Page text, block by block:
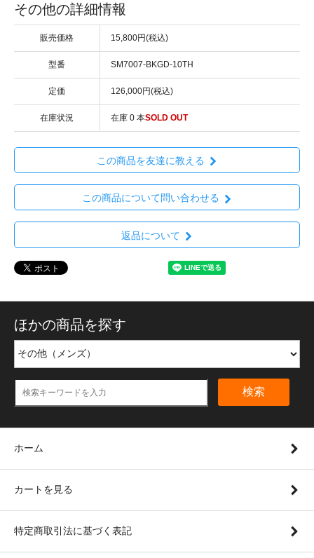
その他の詳細情報
販売価格 15,800円(税込)
型番 SM7007-BKGD-10TH
定価 126,000円(税込)
在庫状況 在庫 0 本SOLD OUT
この商品を友達に教える
この商品について問い合わせる
返品について
ほかの商品を探す
検索
ホーム
カートを見る
特定商取引法に基づく表記